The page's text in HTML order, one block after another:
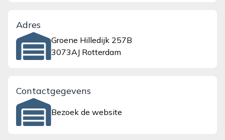
Adres
Groene Hilledijk 257B
3073AJ Rotterdam
Contactgegevens
Bezoek de website